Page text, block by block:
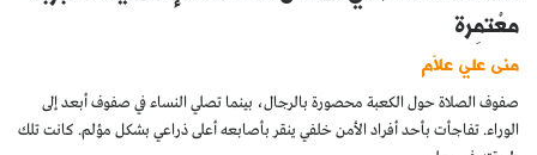
معْتمِرة
منى علي علاّم
صفوف الصلاة حول الكعبة محصورة بالرجال، بينما تصلي النساء في صفوف أبعد إلى
الوراء. تفاجأت بأحد أفراد الأمن خلفي ينقر بأصابعه أعلى ذراعي بشكل مؤلم. كانت تلك